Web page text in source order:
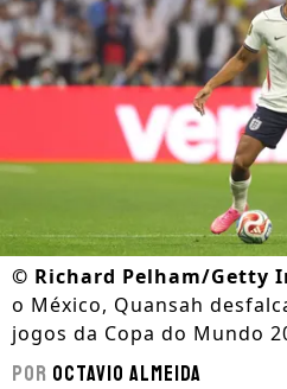
© Richard Pelham/Getty
o México, Quansah
jogos da Copa do Mundo
Por Octavio Almeida